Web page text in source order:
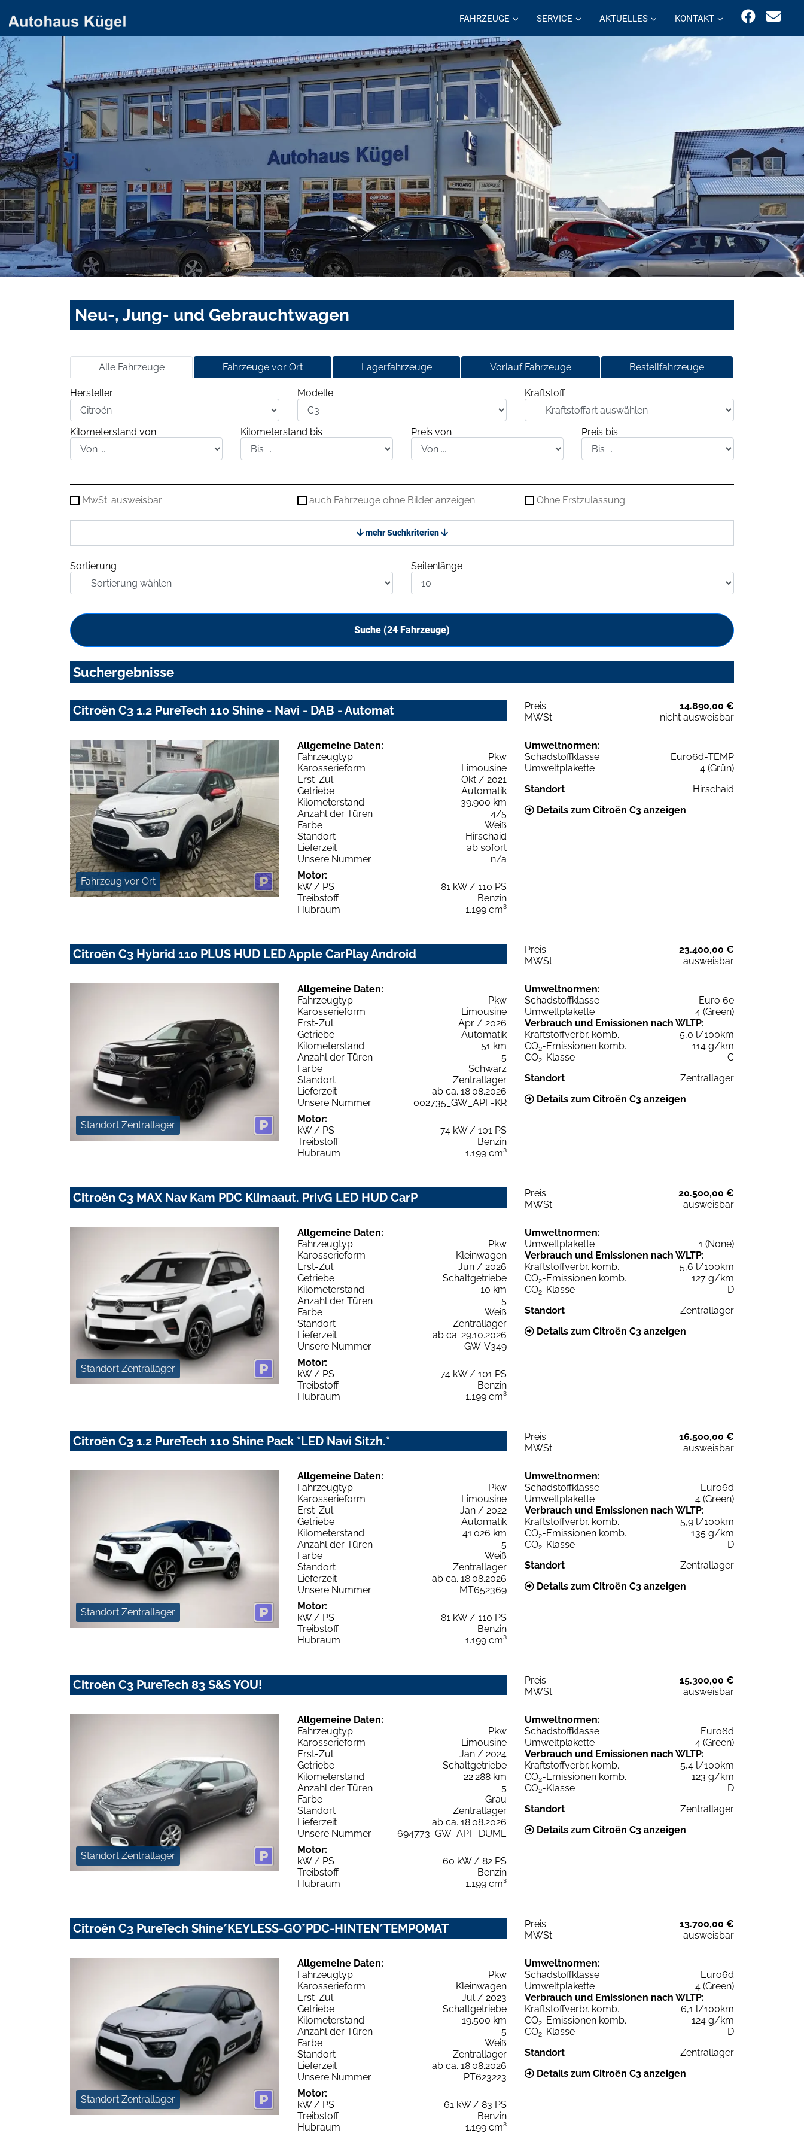
FAHRZEUGE SERVICE AKTUELLES KONTAKT
Neu-, Jung- und Gebrauchtwagen
Alle Fahrzeuge Fahrzeuge vor Ort Lagerfahrzeuge Vorlauf Fahrzeuge Bestellfahrzeuge
Hersteller Modelle Kraftstoff
Kilometerstand von Kilometerstand bis Preis von Preis bis
MwSt. ausweisbar auch Fahrzeuge ohne Bilder anzeigen Ohne Erstzulassung
mehr Suchkriterien
Sortierung Seitenlänge
Suche (24 Fahrzeuge)
Suchergebnisse
Citroën C3 1.2 PureTech 110 Shine - Navi - DAB - Automat Preis:
14.890,00 €
MWSt:
nicht ausweisbar
Fahrzeug vor Ort
Allgemeine Daten:
Fahrzeugtyp
Pkw
Karosserieform
Limousine
Erst-Zul.
Okt / 2021
Getriebe
Automatik
Kilometerstand
39.900 km
Anzahl der Türen
4/5
Farbe
Weiß
Standort
Hirschaid
Lieferzeit
ab sofort
Unsere Nummer
n/a
Motor:
kW / PS
81 kW / 110 PS
Treibstoff
Benzin
Hubraum
1.199 cm³
Umweltnormen:
Schadstoffklasse
Euro6d-TEMP
Umweltplakette
4 (Grün)
Standort
Hirschaid
Details zum Citroën C3 anzeigen
Citroën C3 Hybrid 110 PLUS HUD LED Apple CarPlay Android Preis:
23.400,00 €
MWSt:
ausweisbar
Standort Zentrallager
Allgemeine Daten:
Fahrzeugtyp
Pkw
Karosserieform
Limousine
Erst-Zul.
Apr / 2026
Getriebe
Automatik
Kilometerstand
51 km
Anzahl der Türen
5
Farbe
Schwarz
Standort
Zentrallager
Lieferzeit
ab ca. 18.08.2026
Unsere Nummer
002735_GW_APF-KR
Motor:
kW / PS
74 kW / 101 PS
Treibstoff
Benzin
Hubraum
1.199 cm³
Umweltnormen:
Schadstoffklasse
Euro 6e
Umweltplakette
4 (Green)
Verbrauch und Emissionen nach WLTP:
Kraftstoffverbr. komb.
5,0 l/100km
CO2-Emissionen komb.
114 g/km
CO2-Klasse
C
Standort
Zentrallager
Details zum Citroën C3 anzeigen
Citroën C3 MAX Nav Kam PDC Klimaaut. PrivG LED HUD CarP Preis:
20.500,00 €
MWSt:
ausweisbar
Standort Zentrallager
Allgemeine Daten:
Fahrzeugtyp
Pkw
Karosserieform
Kleinwagen
Erst-Zul.
Jun / 2026
Getriebe
Schaltgetriebe
Kilometerstand
10 km
Anzahl der Türen
5
Farbe
Weiß
Standort
Zentrallager
Lieferzeit
ab ca. 29.10.2026
Unsere Nummer
GW-V349
Motor:
kW / PS
74 kW / 101 PS
Treibstoff
Benzin
Hubraum
1.199 cm³
Umweltnormen:
Umweltplakette
1 (None)
Verbrauch und Emissionen nach WLTP:
Kraftstoffverbr. komb.
5,6 l/100km
CO2-Emissionen komb.
127 g/km
CO2-Klasse
D
Standort
Zentrallager
Details zum Citroën C3 anzeigen
Citroën C3 1.2 PureTech 110 Shine Pack *LED Navi Sitzh.* Preis:
16.500,00 €
MWSt:
ausweisbar
Standort Zentrallager
Allgemeine Daten:
Fahrzeugtyp
Pkw
Karosserieform
Limousine
Erst-Zul.
Jan / 2022
Getriebe
Automatik
Kilometerstand
41.026 km
Anzahl der Türen
5
Farbe
Weiß
Standort
Zentrallager
Lieferzeit
ab ca. 18.08.2026
Unsere Nummer
MT652369
Motor:
kW / PS
81 kW / 110 PS
Treibstoff
Benzin
Hubraum
1.199 cm³
Umweltnormen:
Schadstoffklasse
Euro6d
Umweltplakette
4 (Green)
Verbrauch und Emissionen nach WLTP:
Kraftstoffverbr. komb.
5,9 l/100km
CO2-Emissionen komb.
135 g/km
CO2-Klasse
D
Standort
Zentrallager
Details zum Citroën C3 anzeigen
Citroën C3 PureTech 83 S&S YOU! Preis:
15.300,00 €
MWSt:
ausweisbar
Standort Zentrallager
Allgemeine Daten:
Fahrzeugtyp
Pkw
Karosserieform
Limousine
Erst-Zul.
Jan / 2024
Getriebe
Schaltgetriebe
Kilometerstand
22.288 km
Anzahl der Türen
5
Farbe
Grau
Standort
Zentrallager
Lieferzeit
ab ca. 18.08.2026
Unsere Nummer
694773_GW_APF-DUME
Motor:
kW / PS
60 kW / 82 PS
Treibstoff
Benzin
Hubraum
1.199 cm³
Umweltnormen:
Schadstoffklasse
Euro6d
Umweltplakette
4 (Green)
Verbrauch und Emissionen nach WLTP:
Kraftstoffverbr. komb.
5,4 l/100km
CO2-Emissionen komb.
123 g/km
CO2-Klasse
D
Standort
Zentrallager
Details zum Citroën C3 anzeigen
Citroën C3 PureTech Shine*KEYLESS-GO*PDC-HINTEN*TEMPOMAT Preis:
13.700,00 €
MWSt:
ausweisbar
Standort Zentrallager
Allgemeine Daten:
Fahrzeugtyp
Pkw
Karosserieform
Kleinwagen
Erst-Zul.
Jul / 2023
Getriebe
Schaltgetriebe
Kilometerstand
19.500 km
Anzahl der Türen
5
Farbe
Weiß
Standort
Zentrallager
Lieferzeit
ab ca. 18.08.2026
Unsere Nummer
PT623223
Motor:
kW / PS
61 kW / 83 PS
Treibstoff
Benzin
Hubraum
1.199 cm³
Umweltnormen:
Schadstoffklasse
Euro6d
Umweltplakette
4 (Green)
Verbrauch und Emissionen nach WLTP:
Kraftstoffverbr. komb.
6,1 l/100km
CO2-Emissionen komb.
124 g/km
CO2-Klasse
D
Standort
Zentrallager
Details zum Citroën C3 anzeigen